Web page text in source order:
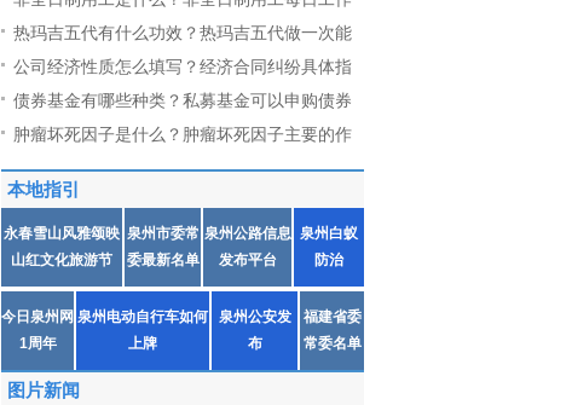
热玛吉五代有什么功效？热玛吉五代做一次能
公司经济性质怎么填写？经济合同纠纷具体指
债券基金有哪些种类？私募基金可以申购债券
肿瘤坏死因子是什么？肿瘤坏死因子主要的作
本地指引
永春雪山风雅颂映
山红文化旅游节
泉州市委常
委最新名单
泉州公路信息
发布平台
泉州白蚁
防治
今日泉州网
1周年
泉州电动自行车如何
上牌
泉州公安发
布
福建省委
常委名单
图片新闻